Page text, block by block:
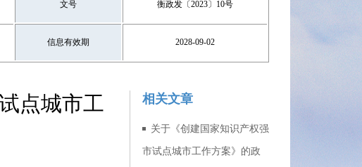
文号 ​衡政发〔2023〕10号
信息有效期 2028-09-02
点城市工
相关文章
关于《创建国家知识产权强
市试点城市工作方案》的政